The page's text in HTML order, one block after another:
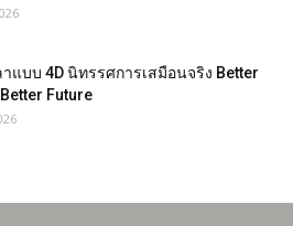
แบบ 4D นิทรรศการเสมือนจริง Better
Future